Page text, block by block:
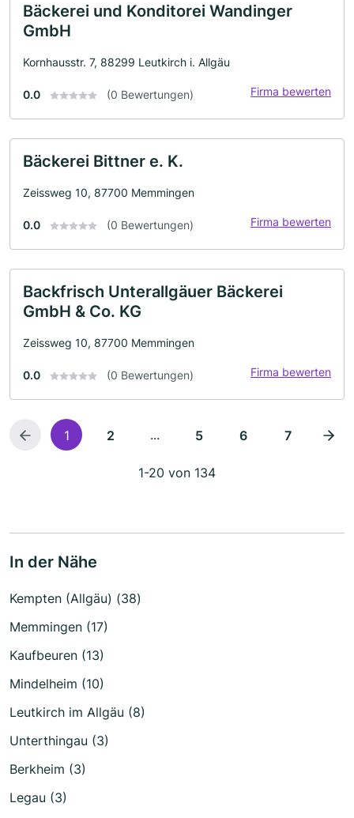
Bäckerei und Konditorei Wandinger
GmbH
Kornhausstr. 7, 88299 Leutkirch i. Allgäu
0.0 (0 Bewertungen) Firma bewerten
Bäckerei Bittner e. K.
Zeissweg 10, 87700 Memmingen
0.0 (0 Bewertungen) Firma bewerten
Backfrisch Unterallgäuer Bäckerei
GmbH & Co. KG
Zeissweg 10, 87700 Memmingen
0.0 (0 Bewertungen) Firma bewerten
1 2 ... 5 6 7
1-20 von 134
In der Nähe
Kempten (Allgäu) (38)
Memmingen (17)
Kaufbeuren (13)
Mindelheim (10)
Leutkirch im Allgäu (8)
Unterthingau (3)
Berkheim (3)
Legau (3)